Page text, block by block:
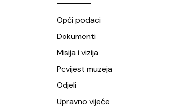
Opći podaci
Dokumenti
Misija i vizija
Povijest muzeja
Odjeli
Upravno vijeće